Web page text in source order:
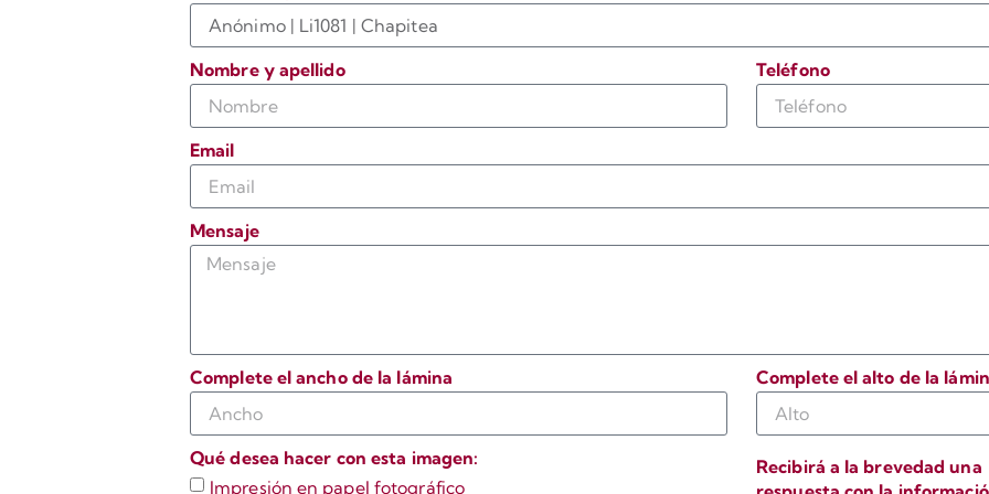
Nombre y apellido Teléfono
Email
Mensaje
Complete el ancho de la lámina Complete el alto de la
Qué desea hacer con esta imagen:
Impresión en papel fotográfico
Recibirá a la brevedad una